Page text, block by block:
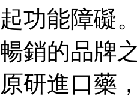
起功能障礙
暢銷的品牌
原研進口藥